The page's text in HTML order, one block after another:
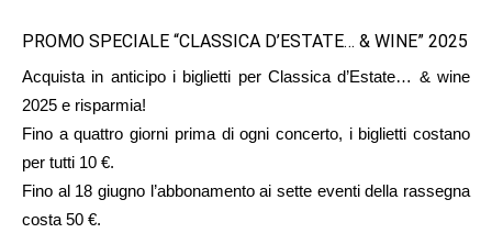
PROMO SPECIALE “CLASSICA D’ESTATE… & WINE” 2025
Acquista in anticipo i biglietti per Classica d’Estate… & wine
2025 e risparmia!
Fino a quattro giorni prima di ogni concerto, i biglietti costano
per tutti 10 €.
Fino al 18 giugno l’abbonamento ai sette eventi della rassegna
costa 50 €.